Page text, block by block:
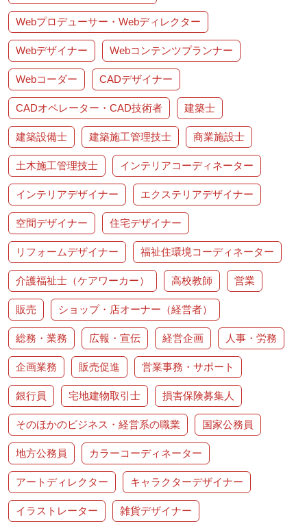
Webプロデューサー・Webディレクター
Webデザイナー Webコンテンツプランナー
Webコーダー CADデザイナー
CADオペレーター・CAD技術者 建築士
建築設備士 建築施工管理技士 商業施設士
土木施工管理技士 インテリアコーディネーター
インテリアデザイナー エクステリアデザイナー
空間デザイナー 住宅デザイナー
リフォームデザイナー 福祉住環境コーディネーター
介護福祉士（ケアワーカー） 高校教師 営業
販売 ショップ・店オーナー（経営者）
総務・業務 広報・宣伝 経営企画 人事・労務
企画業務 販売促進 営業事務・サポート
銀行員 宅地建物取引士 損害保険募集人
そのほかのビジネス・経営系の職業 国家公務員
地方公務員 カラーコーディネーター
アートディレクター キャラクターデザイナー
イラストレーター 雑貨デザイナー